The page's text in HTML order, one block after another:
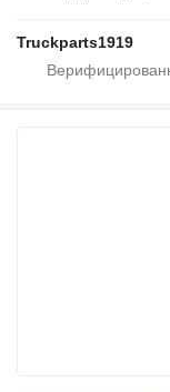
Truckparts1919